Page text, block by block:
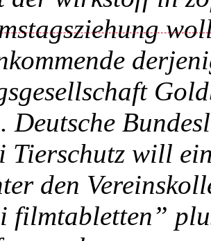
Deutsche
Tierschutz will
den
filmtabletten”